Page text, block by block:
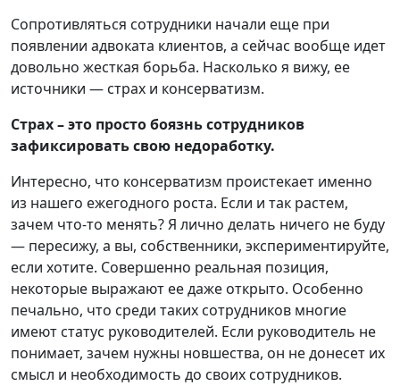
Сопротивляться сотрудники начали еще при
появлении адвоката клиентов, а сейчас вообще идет
довольно жесткая борьба. Насколько я вижу, ее
источники — страх и консерватизм.
Страх – это просто боязнь сотрудников
зафиксировать свою недоработку.
Интересно, что консерватизм проистекает именно
из нашего ежегодного роста. Если и так растем,
зачем что-то менять? Я лично делать ничего не буду
— пересижу, а вы, собственники, экспериментируйте,
если хотите. Совершенно реальная позиция,
некоторые выражают ее даже открыто. Особенно
печально, что среди таких сотрудников многие
имеют статус руководителей. Если руководитель не
понимает, зачем нужны новшества, он не донесет их
смысл и необходимость до своих сотрудников.